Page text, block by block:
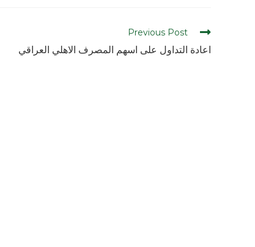
Previous Post
اعادة التداول على اسهم المصرف الاهلي العراقي